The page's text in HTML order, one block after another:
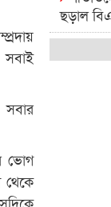
সবাই
ভোগ
থেকে
ছড়াল